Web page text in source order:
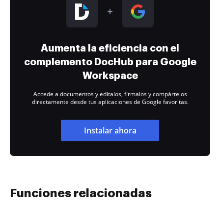
Aumenta la eficiencia con el
complemento DocHub para Google
Workspace
Accede a documentos y edítalos, fírmalos y compártelos
directamente desde tus aplicaciones de Google favoritas.
Instalar ahora
Funciones relacionadas